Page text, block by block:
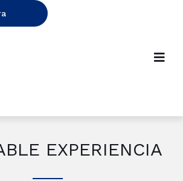
EXPERIENCIA